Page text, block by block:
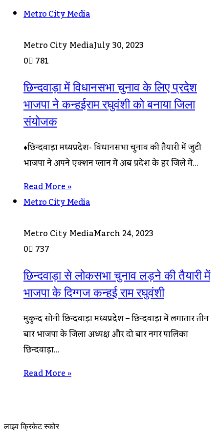
Metro City Media
Metro City MediaJuly 30, 2023
0 781
छिन्दवाड़ा में विधानसभा चुनाव के लिए प्रदेश
भाजपा ने कन्हईराम रघुवंशी को बनाया जिला
संयोजक
♦छिन्दवाड़ा मध्यप्रदेश- विधानसभा चुनाव की तैयारी में जुटी
भाजपा ने अपने एक्शन प्लान में अब प्रदेश के हर जिले में…
Read More »
Metro City Media
Metro City MediaMarch 24, 2023
0 737
छिन्दवाड़ा से लोकसभा चुनाव लड़ने की तैयारी में
भाजपा के दिग्गज कन्हई राम रघुवंशी
मुकुन्द सोनी छिन्दवाड़ा मध्यप्रदेश – छिन्दवाड़ा में लगातार तीन
बार भाजपा के जिला अध्यक्ष और दो बार नगर पालिका
छिन्दवाड़ा…
Read More »
लाइव क्रिकेट स्कोर